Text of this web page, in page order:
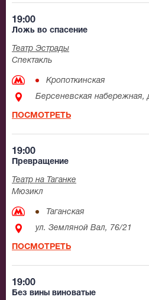
19:00
Ложь во спасение
Театр Эстрады
Спектакль
Кропоткинская
Берсеневская набережная,
ПОСМОТРЕТЬ
19:00
Превращение
Театр на Таганке
Мюзикл
Таганская
ул. Земляной Вал, 76/21
ПОСМОТРЕТЬ
19:00
Без вины виноватые